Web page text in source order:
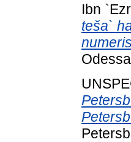
Ibn
teša`